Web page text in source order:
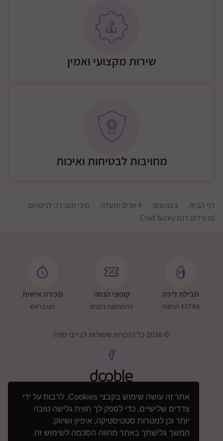
אתר זה עושה שימוש בקבצי Cookies, לרבות על ידי
צדדים שלישיים, כדי לספק לך חווית גלישה טובה
יותר וכן למטרות סטטיסטיקה, איפיון ושיווק.
המשך גלישתך באתר מהווה הסכמה לשימוש זה.
שירות מקצועי ואמין
מחויבות לבטיחות ואיכות
דף הבית צעצועים 4 שנים ומעלה
מיני מעבדה לניסויים
מגעילים דגם Crad Yucky
חבילת לידה
EXTRA הנחות!
קופוני הנחה
ההפתעות בפנים
מכירה אישית
תנו בראש
© 2026 כל הזכויות שמורות לבייבי סתיו